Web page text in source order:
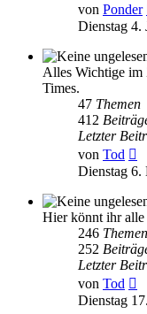
von Ponder
Dienstag 4.
Alles Wichtige im
Times.
47 Themen
412
Letzter
von Tod
Dienstag 6.
Hier könnt ihr alle
246 Themen
252
Letzter
von Tod
Dienstag